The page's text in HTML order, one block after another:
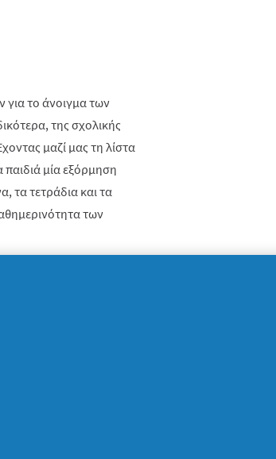
για το άνοιγμα των
της σχολικής
μαζί μας τη λίστα
μία εξόρμηση
τα τετράδια και τα
των